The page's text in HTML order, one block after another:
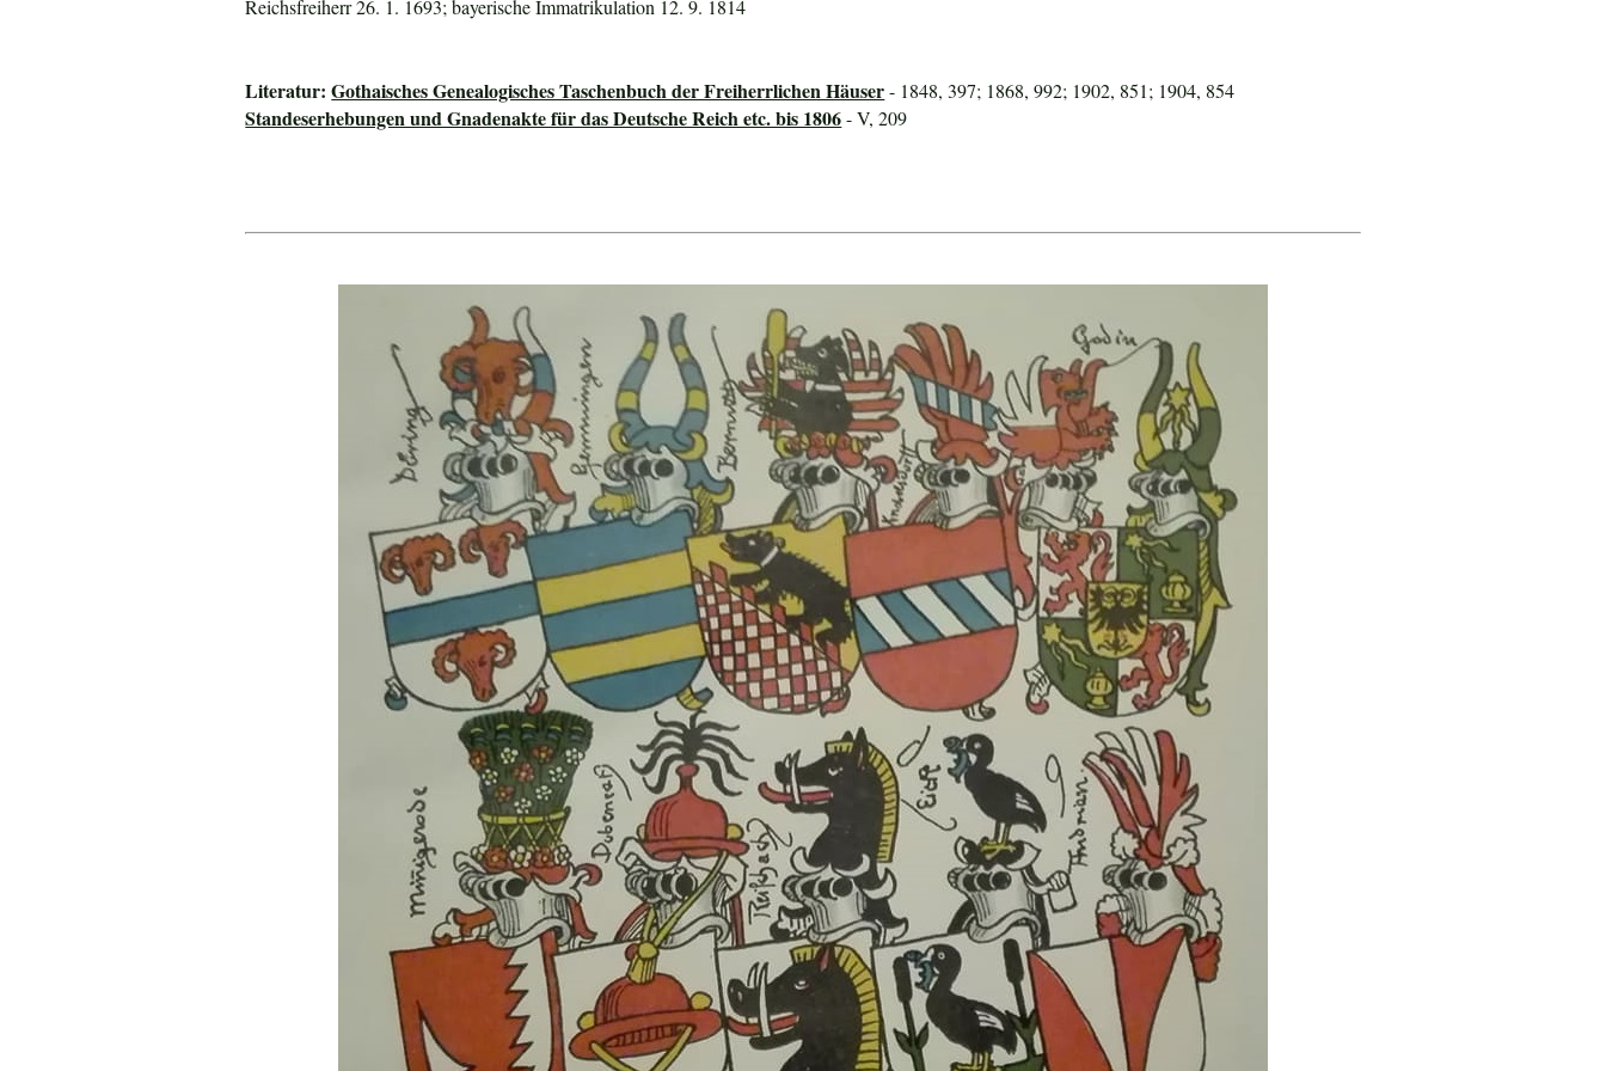
Reichsfreiherr 26. 1. 1693; bayerische Immatrikulation 12. 9. 1814
Literatur:Gothaisches Genealogisches Taschenbuch der Freiherrlichen Häuser- 1848, 397; 1868, 992; 1902, 851; 1904, 854
Standeserhebungen und Gnadenakte für das Deutsche Reich etc. bis 1806- V, 209